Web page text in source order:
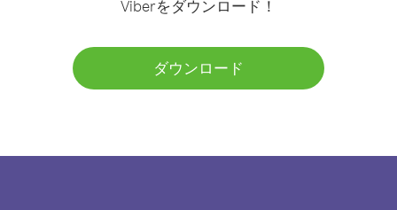
Viberをダウンロード！
ダウンロード